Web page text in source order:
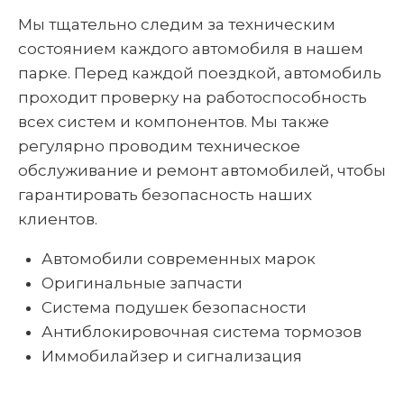
Мы тщательно следим за техническим
состоянием каждого автомобиля в нашем
парке. Перед каждой поездкой, автомобиль
проходит проверку на работоспособность
всех систем и компонентов. Мы также
регулярно проводим техническое
обслуживание и ремонт автомобилей, чтобы
гарантировать безопасность наших
клиентов.
Автомобили современных марок
Оригинальные запчасти
Система подушек безопасности
Антиблокировочная система тормозов
Иммобилайзер и сигнализация